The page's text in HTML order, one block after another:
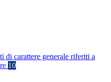
di carattere generale riferiti a
10